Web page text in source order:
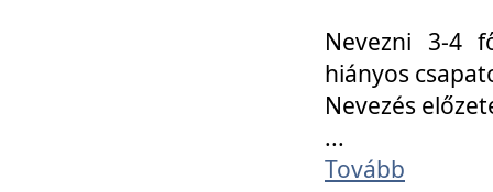
Nevezni 3-4
hiányos
Nevezés
...
Tovább